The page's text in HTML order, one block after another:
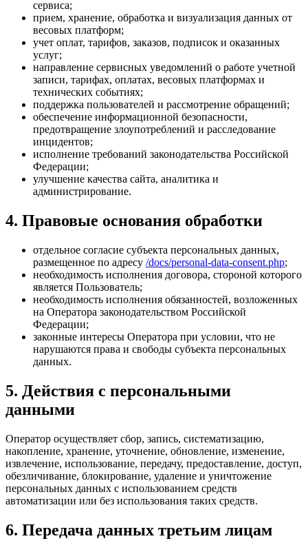
сервиса;
прием, хранение, обработка и визуализация данных от
весовых платформ;
учет оплат, тарифов, заказов, подписок и оказанных
услуг;
направление сервисных уведомлений о работе учетной
записи, тарифах, оплатах, весовых платформах и
технических событиях;
поддержка пользователей и рассмотрение обращений;
обеспечение информационной безопасности,
предотвращение злоупотреблений и расследование
инцидентов;
исполнение требований законодательства Российской
Федерации;
улучшение качества сайта, аналитика и
администрирование.
4. Правовые основания обработки
отдельное согласие субъекта персональных данных,
размещенное по адресу /docs/personal-data-consent.php;
необходимость исполнения договора, стороной которого
является Пользователь;
необходимость исполнения обязанностей, возложенных
на Оператора законодательством Российской
Федерации;
законные интересы Оператора при условии, что не
нарушаются права и свободы субъекта персональных
данных.
5. Действия с персональными
данными
Оператор осуществляет сбор, запись, систематизацию,
накопление, хранение, уточнение, обновление, изменение,
извлечение, использование, передачу, предоставление, доступ,
обезличивание, блокирование, удаление и уничтожение
персональных данных с использованием средств
автоматизации или без использования таких средств.
6. Передача данных третьим лицам